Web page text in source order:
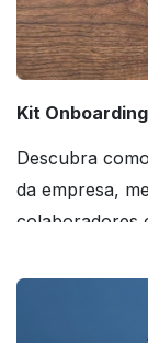
Kit
Descubra
da empresa,
colaboradores